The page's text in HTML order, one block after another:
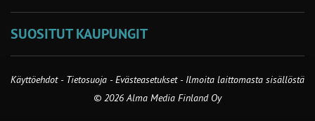
SUOSITUT KAUPUNGIT
Käyttöehdot - Tietosuoja -Evästeasetukset- Ilmoita laittomasta sisällöstä
© 2026 Alma Media Finland Oy